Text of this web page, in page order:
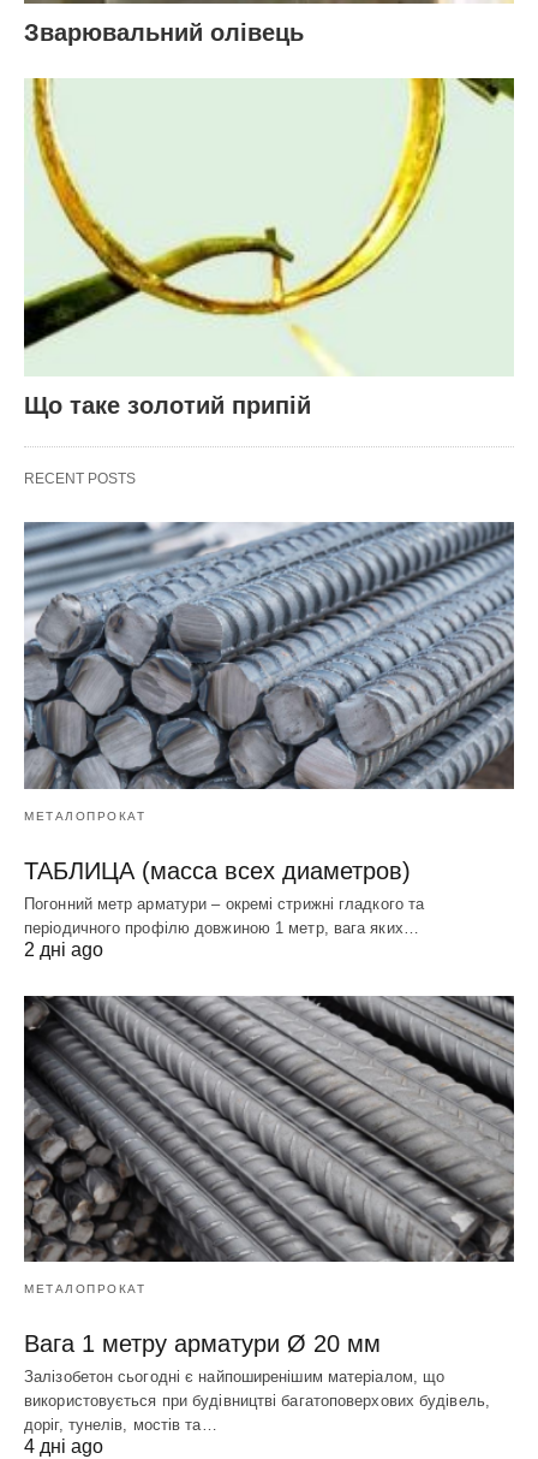
Зварювальний олівець
Що таке золотий припій
RECENT POSTS
МЕТАЛОПРОКАТ
ТАБЛИЦА (масса всех диаметров)
Погонний метр арматури – окремі стрижні гладкого та
періодичного профілю довжиною 1 метр, вага яких…
2 дні ago
МЕТАЛОПРОКАТ
Вага 1 метру арматури Ø 20 мм
Залізобетон сьогодні є найпоширенішим матеріалом, що
використовується при будівництві багатоповерхових будівель,
доріг, тунелів, мостів та…
4 дні ago